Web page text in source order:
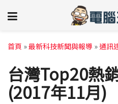
首頁 »最新科技新聞與報導 »通訊
台灣Top20熱
(2017年11月)